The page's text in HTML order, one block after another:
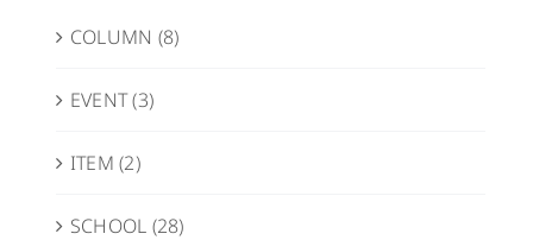
COLUMN (8)
EVENT (3)
ITEM (2)
SCHOOL (28)